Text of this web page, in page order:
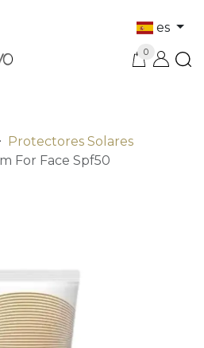
es
0
Protectores Solares
For Face Spf50